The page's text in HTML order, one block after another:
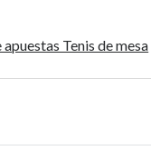
apuestas Tenis de mesa